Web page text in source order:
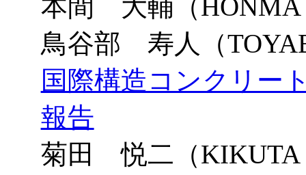
本間 大輔（HONMA
鳥谷部 寿人（
国際構造コンクリー
報告
菊田 悦二（KIKUTA